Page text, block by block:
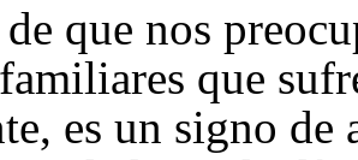
que nos
que
es un signo de